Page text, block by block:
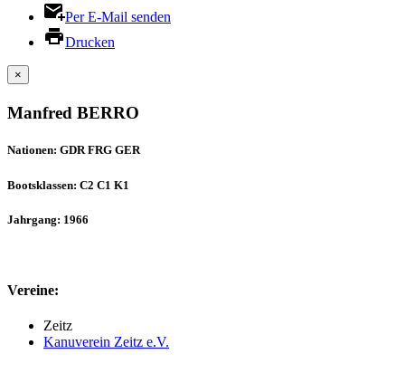
Per E-Mail senden
Drucken
×
Manfred BERRO
Nationen: GDR FRG GER
Bootsklassen: C2 C1 K1
Jahrgang: 1966
Vereine:
Zeitz
Kanuverein Zeitz e.V.